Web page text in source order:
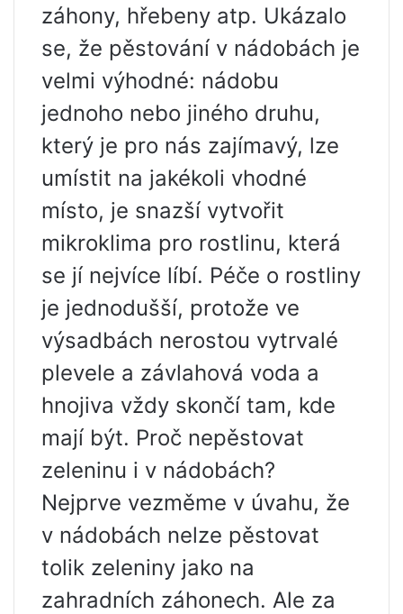
záhony, hřebeny atp. Ukázalo
se, že pěstování v nádobách je
velmi výhodné: nádobu
jednoho nebo jiného druhu,
který je pro nás zajímavý, lze
umístit na jakékoli vhodné
místo, je snazší vytvořit
mikroklima pro rostlinu, která
se jí nejvíce líbí. Péče o rostliny
je jednodušší, protože ve
výsadbách nerostou vytrvalé
plevele a závlahová voda a
hnojiva vždy skončí tam, kde
mají být. Proč nepěstovat
zeleninu i v nádobách?
Nejprve vezměme v úvahu, že
v nádobách nelze pěstovat
tolik zeleniny jako na
zahradních záhonech. Ale za